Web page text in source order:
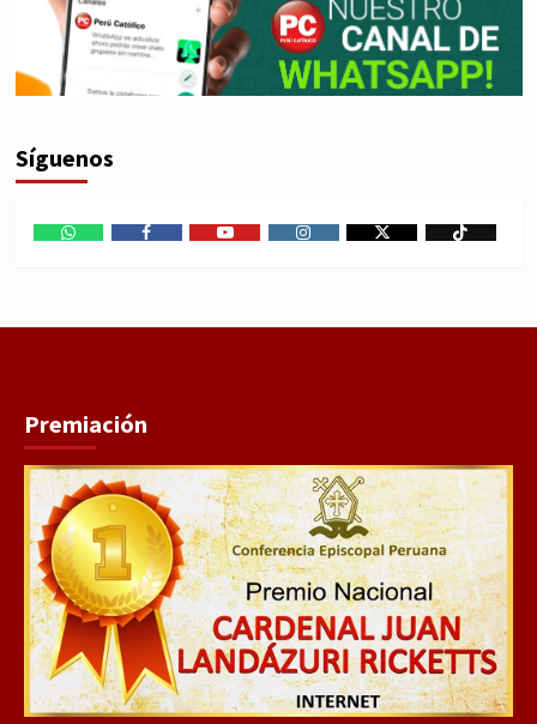
Síguenos
Premiación